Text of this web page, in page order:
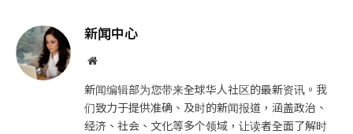
新闻中心
网
新闻编辑部为您带来全球华人社区的最新资讯。我
们致力于提供准确、及时的新闻报道，涵盖政治、
经济、社会、文化等多个领域，让读者全面了解时